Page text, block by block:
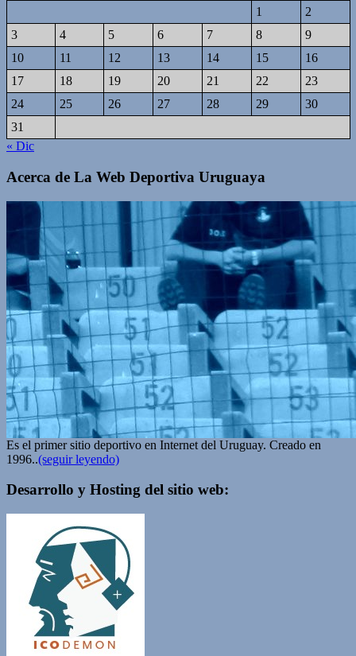
1
2
3
4 5 6 7 8
9
10
11 12 13 14 15
16
17
18 19 20 21 22
23
24
25 26 27 28 29
30
31
« Dic
Acerca de La Web Deportiva Uruguaya
Es el primer sitio deportivo en Internet del Uruguay. Creado en
1996..(seguir leyendo)
Desarrollo y Hosting del sitio web: